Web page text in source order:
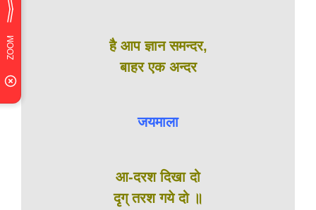
है आप ज्ञान समन्दर,
बाहर एक अन्दर
जयमाला
आ-दरश दिखा दो
दृग् तरश गये दो ॥